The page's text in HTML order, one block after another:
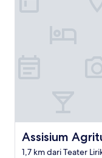
Assisium
Assisium
1,7 km dari Teater